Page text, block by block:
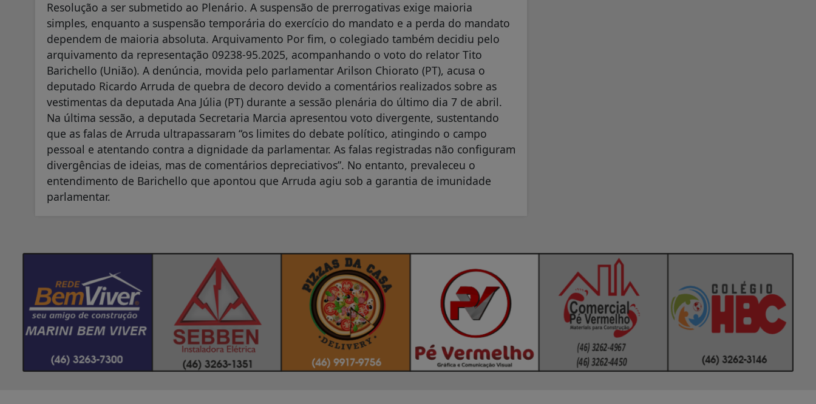
Resolução a ser submetido ao Plenário. A suspensão de prerrogativas exige maioria
simples, enquanto a suspensão temporária do exercício do mandato e a perda do mandato
dependem de maioria absoluta. Arquivamento Por fim, o colegiado também decidiu pelo
arquivamento da representação 09238-95.2025, acompanhando o voto do relator Tito
Barichello (União). A denúncia, movida pelo parlamentar Arilson Chiorato (PT), acusa o
deputado Ricardo Arruda de quebra de decoro devido a comentários realizados sobre as
vestimentas da deputada Ana Júlia (PT) durante a sessão plenária do último dia 7 de abril.
Na última sessão, a deputada Secretaria Marcia apresentou voto divergente, sustentando
que as falas de Arruda ultrapassaram “os limites do debate político, atingindo o campo
pessoal e atentando contra a dignidade da parlamentar. As falas registradas não configuram
divergências de ideias, mas de comentários depreciativos”. No entanto, prevaleceu o
entendimento de Barichello que apontou que Arruda agiu sob a garantia de imunidade
parlamentar.